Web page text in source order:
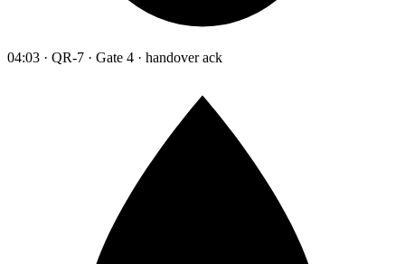
04:03 · QR-7 · Gate 4 · handover ack